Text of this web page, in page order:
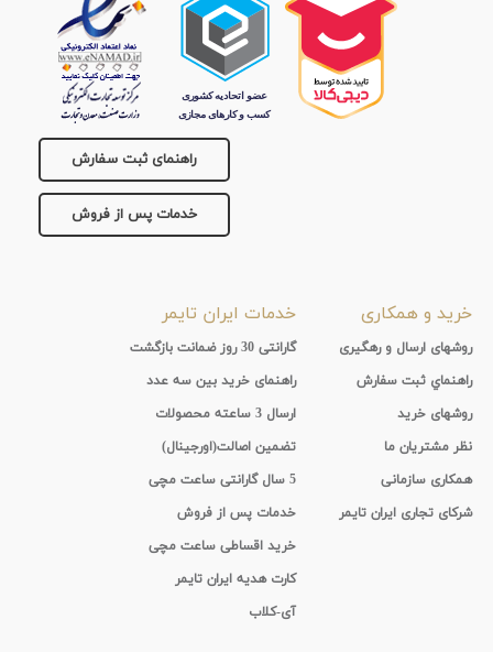
راهنمای ثبت سفارش
خدمات پس از فروش
خرید و همکاری
روشهای ارسال و رهگیری
راهنماي ثبت سفارش
روشهای خرید
نظر مشتریان ما
همکاری سازمانی
شرکای تجاری ایران تایمر
خدمات ایران تایمر
گارانتی 30 روز ضمانت بازگشت
راهنمای خرید بین سه عدد
ارسال 3 ساعته محصولات
تضمین اصالت(اورجینال)
5 سال گارانتی ساعت مچی
خدمات پس از فروش
خرید اقساطی ساعت مچی
کارت هدیه ایران تایمر
آی-کلاب